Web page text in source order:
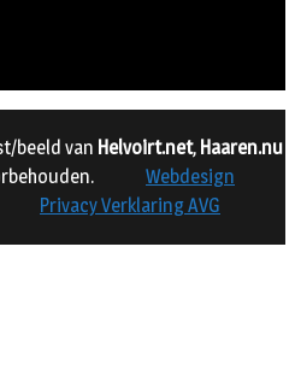
beeld van Helvoirt.net, Haaren.nu
Webdesign
Privacy Verklaring AVG